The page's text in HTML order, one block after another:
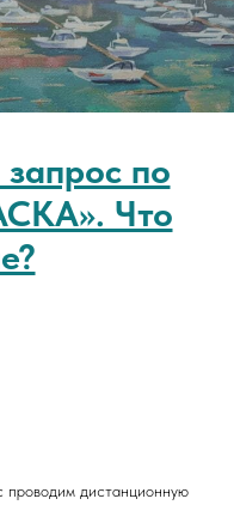
по
Что
проводим дистанционную